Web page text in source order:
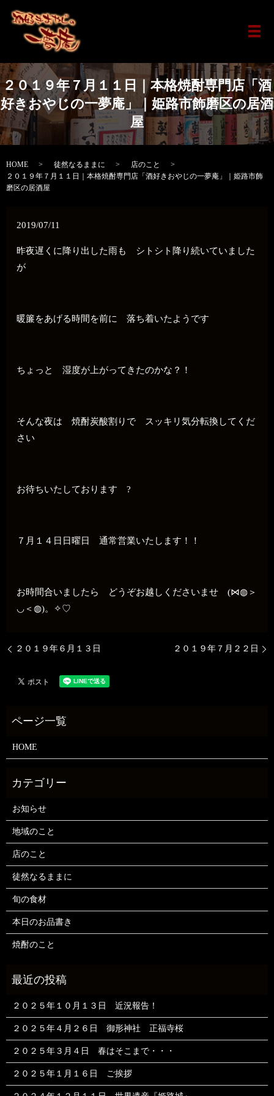
メ
２０１９年７月１１日｜本格焼酎専門店「酒
好きおやじの一夢庵」｜姫路市飾磨区の居酒
屋
HOME 徒然なるままに
店のこと
２０１９年７月１１日｜本格焼酎専門店「酒好きおやじの一夢庵」｜姫路市飾
磨区の居酒屋
2019/07/11
昨夜遅くに降り出した雨も シトシト降り続いていました
が
暖簾をあげる時間を前に 落ち着いたようです
ちょっと 湿度が上がってきたのかな？！
そんな夜は 焼酎炭酸割りで スッキリ気分転換してくだ
さい
お待ちいたしております ?
７月１４日日曜日 通常営業いたします！！
お時間合いましたら どうぞお越しくださいませ (⋈◍＞
◡＜◍)。✧♡
２０１９年６月１３日 ２０１９年７月２２日
HOME
お知らせ
地域のこと
店のこと
徒然なるままに
旬の食材
本日のお品書き
焼酎のこと
２０２５年１０月１３日 近況報告！
２０２５年４月２６日 御形神社 正福寺桜
２０２５年３月４日 春はそこまで・・・
２０２５年１月１６日 ご挨拶